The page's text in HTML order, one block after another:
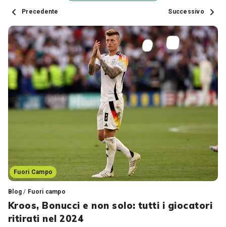
Precedente Successivo
Fuori Campo
Blog / Fuori campo
Kroos, Bonucci e non solo: tutti i giocatori
ritirati nel 2024